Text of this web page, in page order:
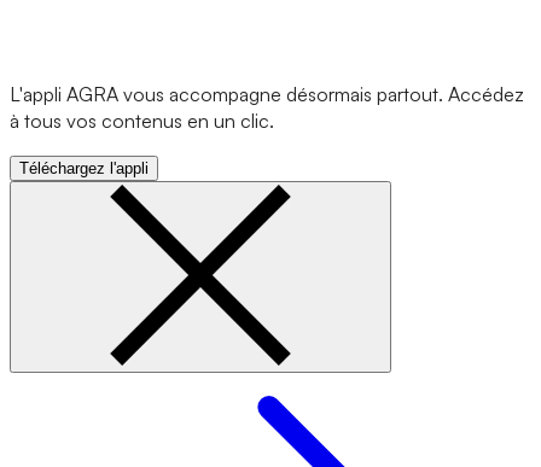
L'appli AGRA vous accompagne désormais partout. Accédez
à tous vos contenus en un clic.
Téléchargez l'appli